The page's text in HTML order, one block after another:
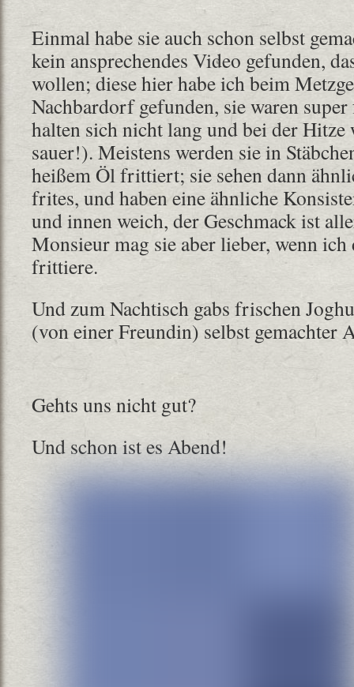
Einmal habe sie auch schon selbst
kein ansprechendes Video gefunden,
wollen; diese hier habe ich beim
Nachbardorf gefunden, sie waren
halten sich nicht lang und bei der Hitze
sauer!). Meistens werden sie in
heißem Öl frittiert; sie sehen dann
frites, und haben eine ähnliche
und innen weich, der Geschmack ist
Monsieur mag sie aber lieber, wenn
frittiere.
Und zum Nachtisch gabs frischen
(von einer Freundin) selbst gemachter
Gehts uns nicht gut?
Und schon ist es Abend!